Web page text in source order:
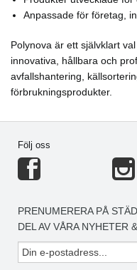
Anpassade för företag,
Polynova är ett självklart
innovativa, hållbara och
avfallshantering,
förbrukningsprodukter.
Följ oss
PRENUMERERA PÅ
DEL AV VÅRA NYHETER &